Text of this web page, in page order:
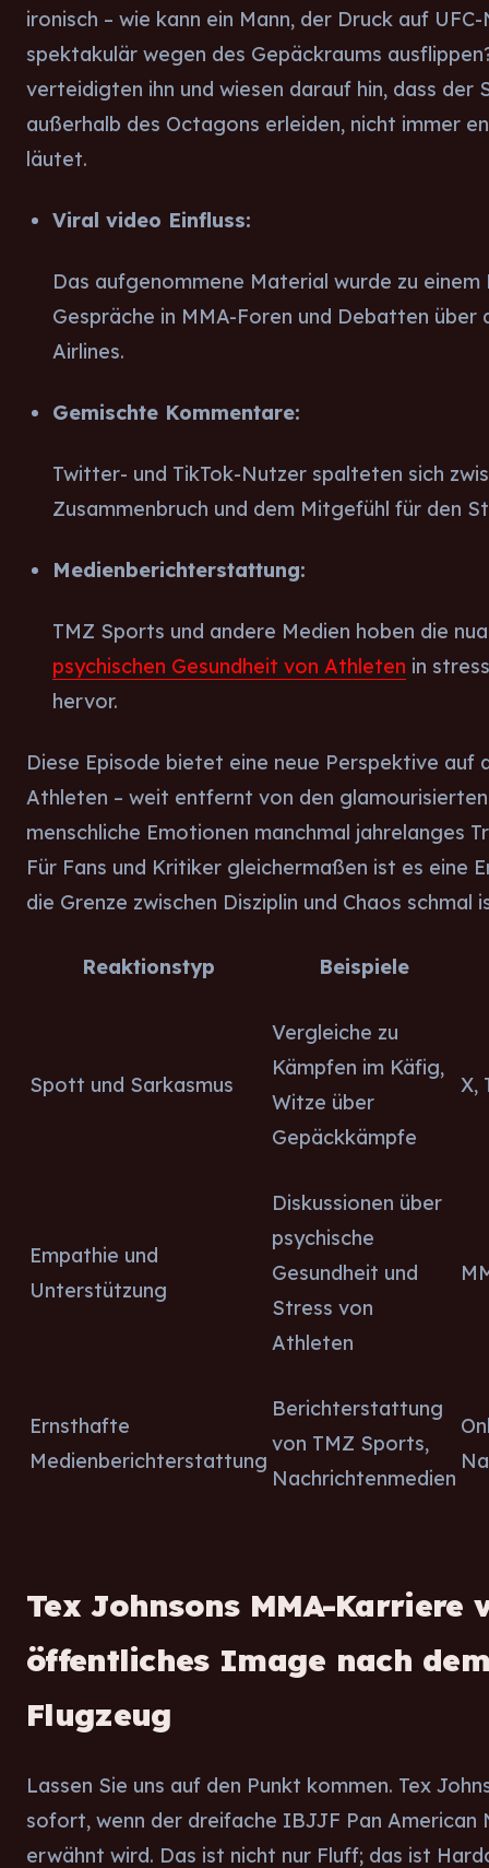
ironisch – wie kann ein Mann, der Druck auf
spektakulär wegen des Gepäckraums
verteidigten ihn und wiesen darauf hin, dass der
außerhalb des Octagons erleiden, nicht immer
läutet.
Viral video Einfluss:
Das aufgenommene Material wurde zu
Gespräche in MMA-Foren und Debatten über
Airlines.
Gemischte Kommentare:
Twitter- und TikTok-Nutzer spalteten sich
Zusammenbruch und dem Mitgefühl für den
Medienberichterstattung:
TMZ Sports und andere Medien hoben die
psychischen Gesundheit von Athleten in
hervor.
Diese Episode bietet eine neue Perspektive auf
Athleten – weit entfernt von den
menschliche Emotionen manchmal jahrelanges
Für Fans und Kritiker gleichermaßen ist es eine
die Grenze zwischen Disziplin und Chaos schmal
Reaktionstyp Beispiele
Spott und Sarkasmus
Vergleiche zu
Kämpfen im Käfig,
Witze über
Gepäckkämpfe
X,
Empathie und
Unterstützung
Diskussionen über
psychische
Gesundheit und
Stress von
Athleten
Ernsthafte
Medienberichterstattung
Berichterstattung
von TMZ Sports,
Nachrichtenmedien
Tex Johnsons MMA-Karriere
öffentliches Image nach
Flugzeug
Lassen Sie uns auf den Punkt kommen. Tex
sofort, wenn der dreifache IBJJF Pan American
erwähnt wird. Das ist nicht nur Fluff; das ist